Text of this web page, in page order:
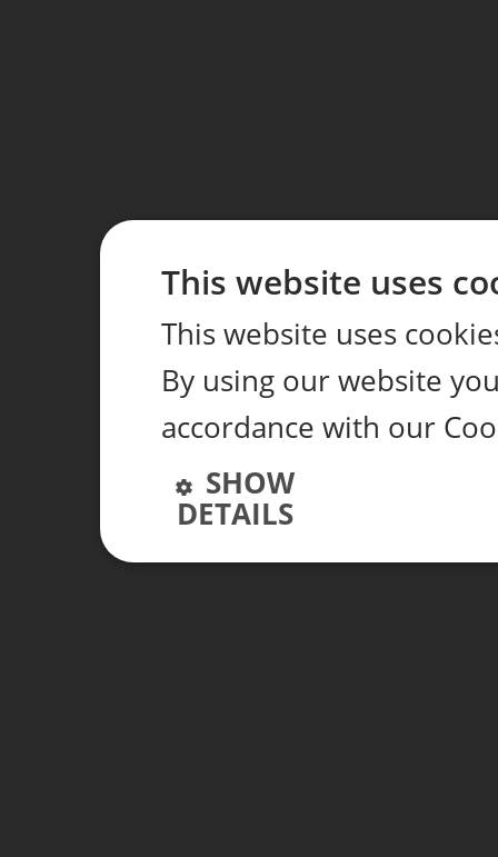
This website uses
This website uses
By using our website
accordance with our
SHOW
DETAILS